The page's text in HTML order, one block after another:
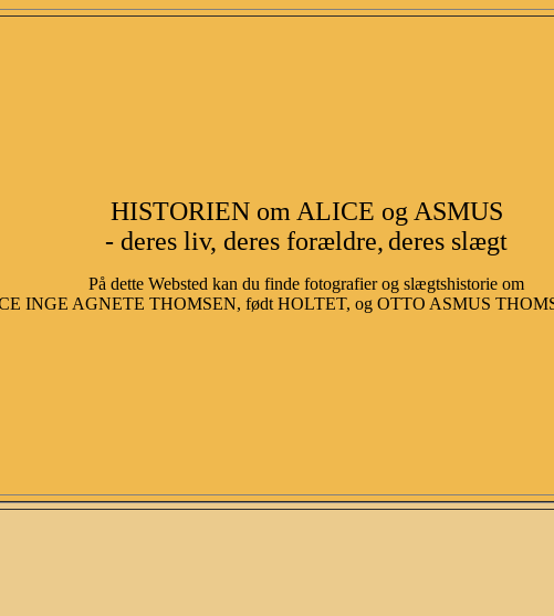
HISTORIEN om ALICE og ASMUS
- deres liv, deres forældre, deres slægt
På dette Websted kan du finde fotografier og slægtshistorie om
INGE AGNETE THOMSEN, født HOLTET, og OTTO ASMUS